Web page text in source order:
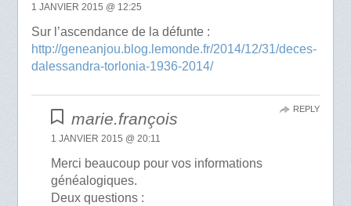
1 JANVIER 2015 @ 12:25
Sur l’ascendance de la défunte :
http://geneanjou.blog.lemonde.fr/2014/12/31/deces-
dalessandra-torlonia-1936-2014/
marie.françois
1 JANVIER 2015 @ 20:11
Merci beaucoup pour vos informations
généalogiques.
Deux questions :
REPLY